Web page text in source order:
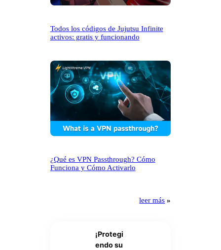
Todos los códigos de Jujutsu Infinite
activos: gratis y funcionando
¿Qué es VPN Passthrough? Cómo
Funciona y Cómo Activarlo
leer más »
¡Protegi
endo su